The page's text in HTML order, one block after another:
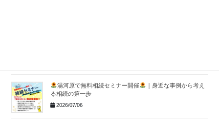
湯河原で無料相続セミナー開催
｜身近な事例から考え
る相続の第一歩
2026/07/06